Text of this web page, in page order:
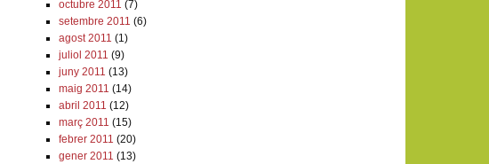
octubre 2011 (7)
setembre 2011 (6)
agost 2011 (1)
juliol 2011 (9)
juny 2011 (13)
maig 2011 (14)
abril 2011 (12)
març 2011 (15)
febrer 2011 (20)
gener 2011 (13)